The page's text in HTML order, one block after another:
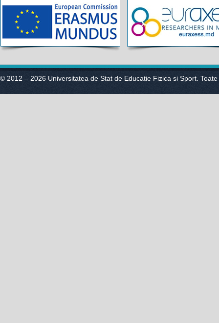
© 2012 – 2026 Universitatea de Stat de Educatie Fizica si Sport.